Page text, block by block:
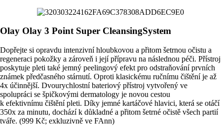
Olay Olay 3 Point Super CleansingSystem
Dopřejte si opravdu intenzivní hloubkovou a přitom šetrnou očistu a
regeneraci pokožky a zároveň i její přípravu na následnou péči. Přístroj
poskytuje pleti také jemný peelingový efekt pro odstraňování prvních
známek předčasného stárnutí. Oproti klasickému ručnímu čištění je až
4x účinnější. Dvourychlostní bateriový přístroj vytvořený ve
spolupráci se špičkovými dermatology je novou cestou
k efektivnímu čištění pleti. Díky jemné kartáčové hlavici, která se otáčí
350x za minutu, dochází k důkladné a přitom šetrné očistě všech partií
tváře. (999 Kč; exkluzivně ve FAnn)